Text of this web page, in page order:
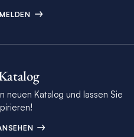
neuen Katalog und lassen Sie